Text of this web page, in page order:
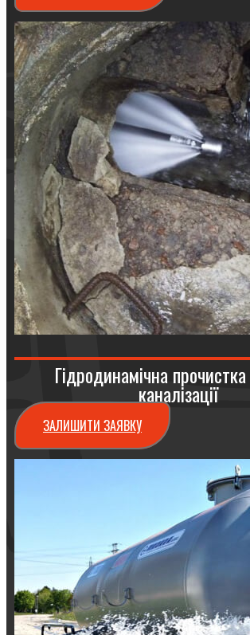
Гідродинамічна
каналізації
ЗАЛИШИТИ ЗАЯВКУ